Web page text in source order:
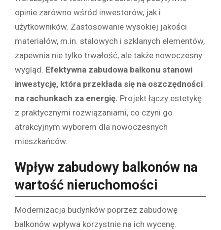
opinie zarówno wśród inwestorów, jak i
użytkowników. Zastosowanie wysokiej jakości
materiałów, m.in. stalowych i szklanych elementów,
zapewnia nie tylko trwałość, ale także nowoczesny
wygląd. Efektywna zabudowa balkonu stanowi
inwestycję, która przekłada się na oszczędności
na rachunkach za energię. Projekt łączy estetykę
z praktycznymi rozwiązaniami, co czyni go
atrakcyjnym wyborem dla nowoczesnych
mieszkańców.
Wpływ zabudowy balkonów na
wartość nieruchomości
Modernizacja budynków poprzez zabudowę
balkonów wpływa korzystnie na ich wycenę.